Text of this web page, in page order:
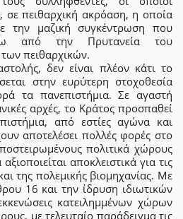
πειθαρχική ακρόαση, η οποία
την μαζική συγκέντρωση που
από την Πρυτανεία του
πειθαρχικών.
δεν είναι πλέον κάτι το
στην ευρύτερη στοχοθεσία
τα πανεπιστήμια. Σε αγαστή
αρχές, το Κράτος προσπαθεί
από εστίες αγώνα και
αποτελέσει πολλές φορές στο
πολιτικά χώρους
αποκλειστικά για τις
της πολεμικής βιομηχανίας. Με
16 και την ίδρυση ιδιωτικών
κατειλημμένων χώρων
με τελευταίο παράδειγμα τις